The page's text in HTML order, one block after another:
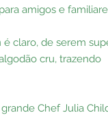
amigos e
claro, de serem
cru, trazendo
Chef Julia